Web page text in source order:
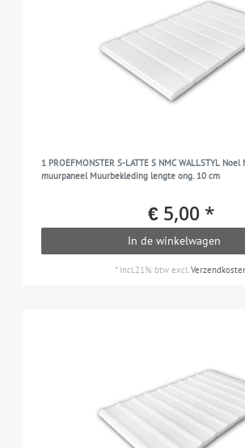
1 PROEFMONSTER S-LATTE S NMC WALLSTYL
muurpaneel Muurbekleding lengte ong. 10 cm
€ 5,00 *
In de winkelwagen
* incl.21% btw excl.